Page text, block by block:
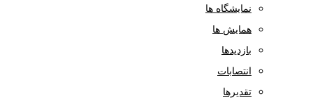
نمایشگاه ها
همایش ها
بازدیدها
انتصابات
تقدیرها